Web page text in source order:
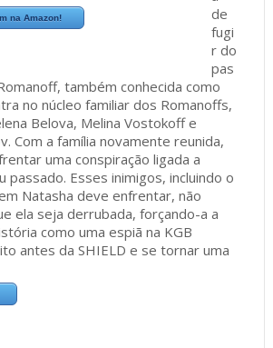
na Amazon!
de
fugi
r do
pas
também conhecida como
no núcleo familiar dos Romanoffs,
Belova, Melina Vostokoff e
Com a família novamente reunida,
uma conspiração ligada a
passado. Esses inimigos, incluindo o
Natasha deve enfrentar, não
ela seja derrubada, forçando-a a
como uma espiã na KGB
antes da SHIELD e se tornar uma